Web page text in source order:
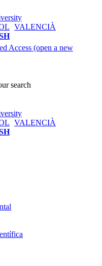
VALENCIÀ
Access (open a new
search
VALENCIÀ